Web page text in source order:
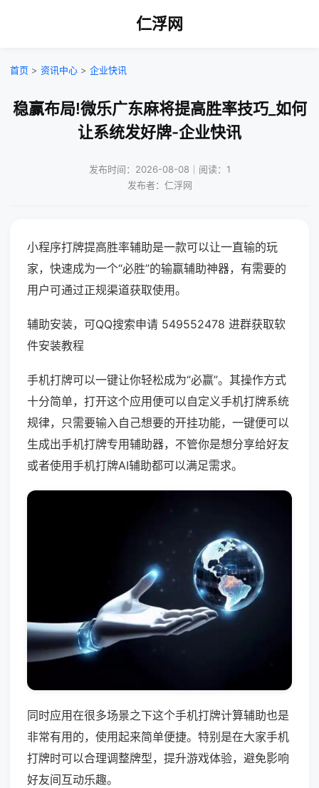
仁浮网
首页 > 资讯中心 > 企业快讯
稳赢布局!微乐广东麻将提高胜率技巧_如何
让系统发好牌-企业快讯
发布时间：2026-08-08｜阅读：1
发布者：仁浮网
小程序打牌提高胜率辅助是一款可以让一直输的玩
家，快速成为一个“必胜”的输赢辅助神器，有需要的
用户可通过正规渠道获取使用。
辅助安装，可QQ搜索申请 549552478 进群获取软
件安装教程
手机打牌可以一键让你轻松成为“必赢”。其操作方式
十分简单，打开这个应用便可以自定义手机打牌系统
规律，只需要输入自己想要的开挂功能，一键便可以
生成出手机打牌专用辅助器，不管你是想分享给好友
或者使用手机打牌AI辅助都可以满足需求。
同时应用在很多场景之下这个手机打牌计算辅助也是
非常有用的，使用起来简单便捷。特别是在大家手机
打牌时可以合理调整牌型，提升游戏体验，避免影响
好友间互动乐趣。